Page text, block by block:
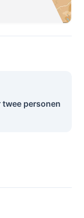
personen